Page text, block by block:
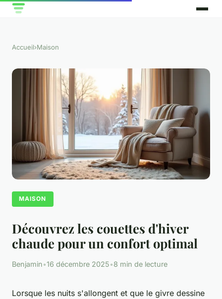
Accueil›Maison
MAISON
Découvrez les couettes d'hiver
chaude pour un confort optimal
Benjamin•16 décembre 2025•8 min de lecture
Lorsque les nuits s'allongent et que le givre dessine